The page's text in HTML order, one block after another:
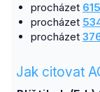
procházet 615
procházet
procházet
Jak citovat